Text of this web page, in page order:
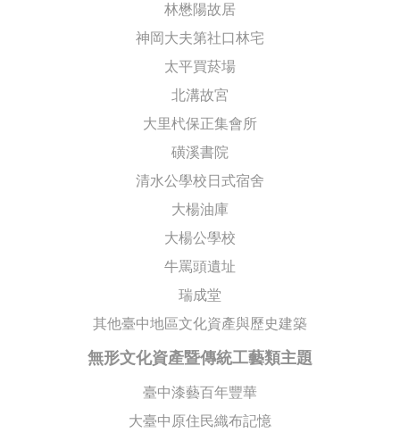
林懋陽故居
神岡大夫第社口林宅
太平買菸場
北溝故宮
大里杙保正集會所
磺溪書院
清水公學校日式宿舍
大楊油庫
大楊公學校
牛罵頭遺址
瑞成堂
其他臺中地區文化資產與歷史建築
無形文化資產暨傳統工藝類主題
臺中漆藝百年豐華
大臺中原住民織布記憶